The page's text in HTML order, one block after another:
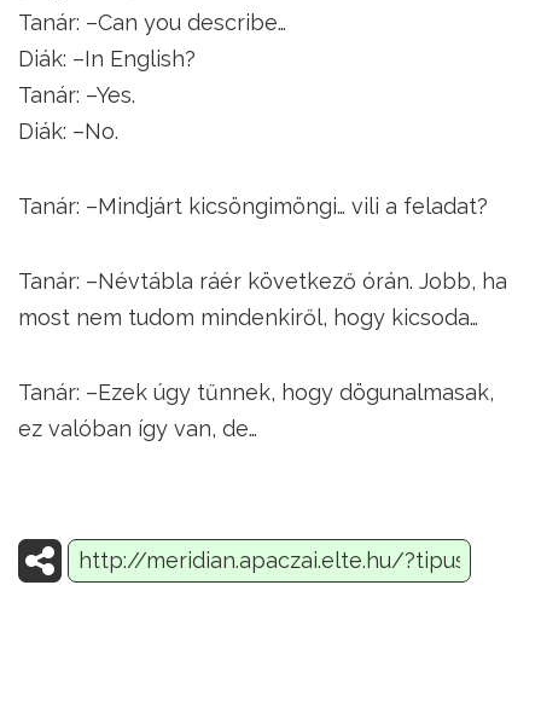
Tanár: –Can you describe…
Diák: –In English?
Tanár: –Yes.
Diák: –No.
Tanár: –Mindjárt kicsöngimöngi… vili a feladat?
Tanár: –Névtábla ráér következő órán. Jobb, ha
most nem tudom mindenkiről, hogy kicsoda…
Tanár: –Ezek úgy tűnnek, hogy dögunalmasak,
ez valóban így van, de…